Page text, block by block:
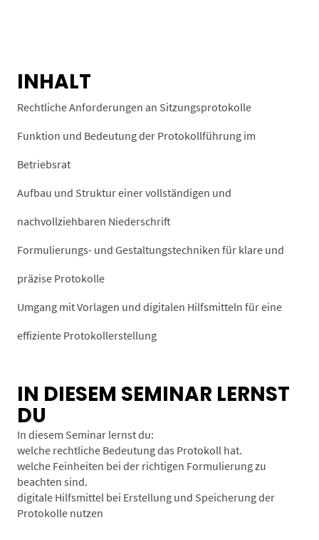
INHALT
Rechtliche Anforderungen an Sitzungsprotokolle
Funktion und Bedeutung der Protokollführung im
Betriebsrat
Aufbau und Struktur einer vollständigen und
nachvollziehbaren Niederschrift
Formulierungs- und Gestaltungstechniken für klare und
präzise Protokolle
Umgang mit Vorlagen und digitalen Hilfsmitteln für eine
effiziente Protokollerstellung
IN DIESEM SEMINAR LERNST
DU
In diesem Seminar lernst du:
welche rechtliche Bedeutung das Protokoll hat.
welche Feinheiten bei der richtigen Formulierung zu
beachten sind.
digitale Hilfsmittel bei Erstellung und Speicherung der
Protokolle nutzen